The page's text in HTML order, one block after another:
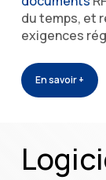
du temps, et
exigences
En savoir +